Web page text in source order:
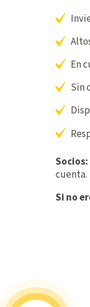
En
Sin
Socios:
cuenta.
Si no